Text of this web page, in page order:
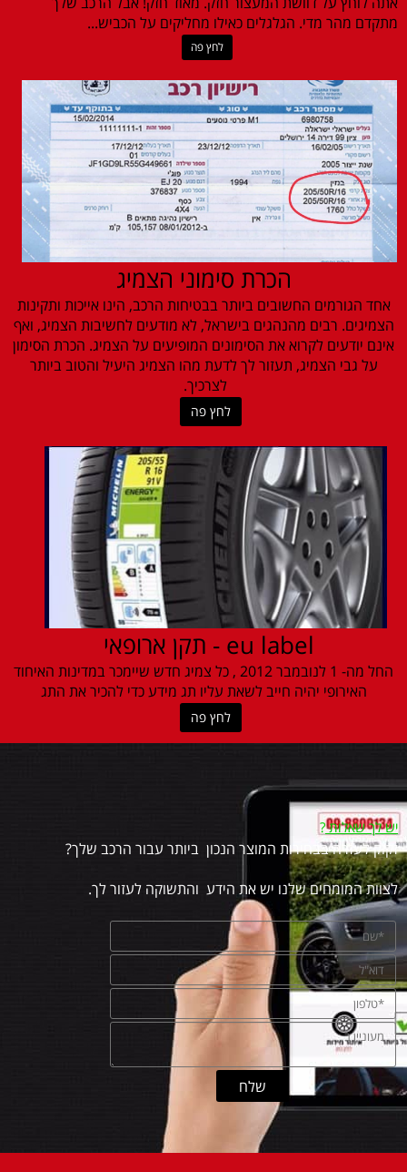
מתקדם מהר מדי. הגלגלים כאילו מחליקים על הכביש...
לחץ פה
הכרת סימוני הצמיג
אחד הגורמים החשובים ביותר בבטיחות הרכב, הינו אייכות ותקינות
הצמיגים. רבים מהנהגים בישראל, לא מודעים לחשיבות הצמיג, ואף
אינם יודעים לקרוא את הסימונים המופיעים על הצמיג. הכרת הסימון
על גבי הצמיג, תעזור לך לדעת מהו הצמיג היעיל והטוב ביותר
לצרכיך.
לחץ פה
eu label - תקן ארופאי
החל מה- 1 לנובמבר 2012 , כל צמיג חדש שיימכר במדינות האיחוד
האירופי יהיה חייב לשאת עליו תג מידע כדי להכיר את התג
לחץ פה
יש לך שאלות?
זקוק לעזרה בבחירות המוצר הנכון ביותר עבור הרכב שלך?
לצוות המומחים שלנו יש את הידע והתשוקה לעזור לך.